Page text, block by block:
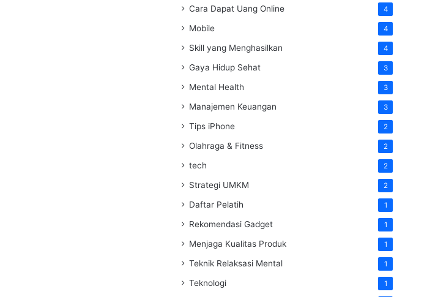
Cara Dapat Uang Online 4
Mobile 4
Skill yang Menghasilkan 4
Gaya Hidup Sehat 3
Mental Health 3
Manajemen Keuangan 3
Tips iPhone 2
Olahraga & Fitness 2
tech 2
Strategi UMKM 2
Daftar Pelatih 1
Rekomendasi Gadget 1
Menjaga Kualitas Produk 1
Teknik Relaksasi Mental 1
Teknologi 1